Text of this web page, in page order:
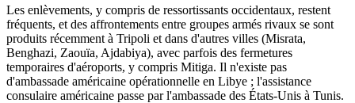
Les enlèvements, y compris de ressortissants occidentaux, restent
fréquents, et des affrontements entre groupes armés rivaux se sont
produits récemment à Tripoli et dans d'autres villes (Misrata,
Benghazi, Zaouïa, Ajdabiya), avec parfois des fermetures
temporaires d'aéroports, y compris Mitiga. Il n'existe pas
d'ambassade américaine opérationnelle en Libye ; l'assistance
consulaire américaine passe par l'ambassade des États-Unis à Tunis.